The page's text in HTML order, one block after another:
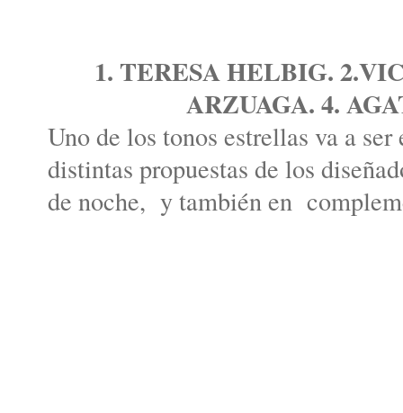
1. TERESA HELBIG.
ARZUAGA. 4.
Uno de los tonos estrellas va a
distintas propuestas de los
de noche, y también en